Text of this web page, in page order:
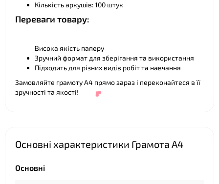
Кількість аркушів: 100 штук
Переваги товару:
Висока якість паперу
Зручний формат для зберігання та використання
Підходить для різних видів робіт та навчання
Замовляйте грамоту А4 прямо зараз і переконайтеся в її
зручності та якості!
Основні характеристики Грамота А4
Основні